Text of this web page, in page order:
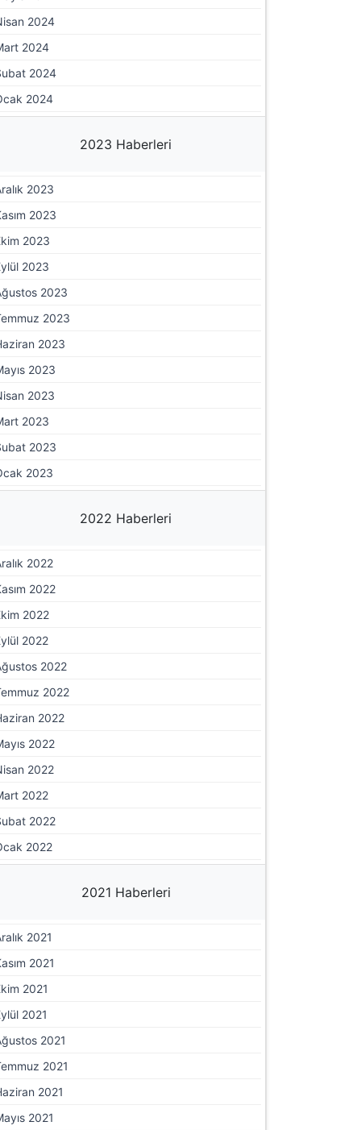
2024
2024
2024
2024
2023 Haberleri
2023
2023
2023
2023
2023
2023
2023
2023
2023
2023
2023
2023
2022 Haberleri
2022
2022
2022
2022
2022
2022
2022
2022
2022
2022
2022
2022
2021 Haberleri
2021
2021
2021
2021
2021
2021
2021
2021